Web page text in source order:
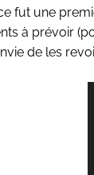
fut une
à prévoir
de les